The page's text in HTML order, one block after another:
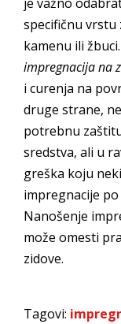
specifičnu vrstu
kamenu ili
impregnacija na
i curenja na
druge strane,
potrebnu
sredstva, ali u
greška koju
impregnacije
Nanošenje
može omesti
zidove.
Tagovi: